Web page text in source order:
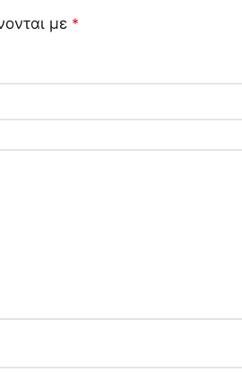
με *